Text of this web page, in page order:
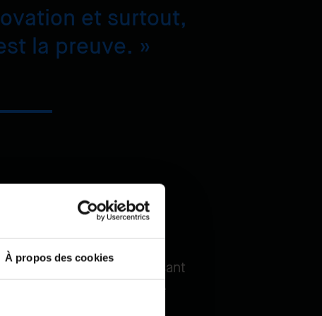
À propos des cookies
et surtout,
la preuve.
ses employés. De la
expérimentés, en passant
chaque employé mérite